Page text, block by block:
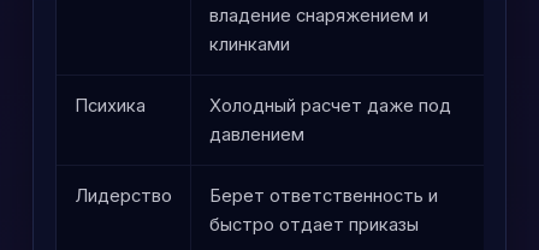
владение снаряжением и
клинками
Психика
Холодный расчет даже под
давлением
Лидерство
Берет ответственность и
быстро отдает приказы